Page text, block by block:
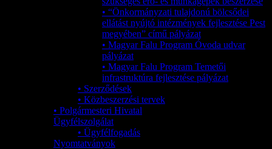
• “Önkormányzati tulajdonú bölcsődei
ellátást nyújtó intézmények fejlesztése Pest
megyében” című pályázat
• Magyar Falu Program Óvoda udvar
pályázat
• Magyar Falu Program Temetői
infrastruktúra fejlesztése pályázat
• Szerződések
• Közbeszerzési tervek
• Polgármesteri Hivatal
Ügyfélszolgálat
• Ügyfélfogadás
Nyomtatványok